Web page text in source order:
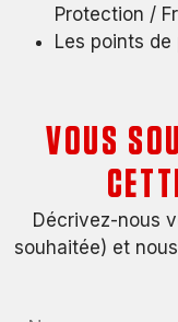
Protection /
Les points de
VOUS
Décrivez-nous
souhaitée) et